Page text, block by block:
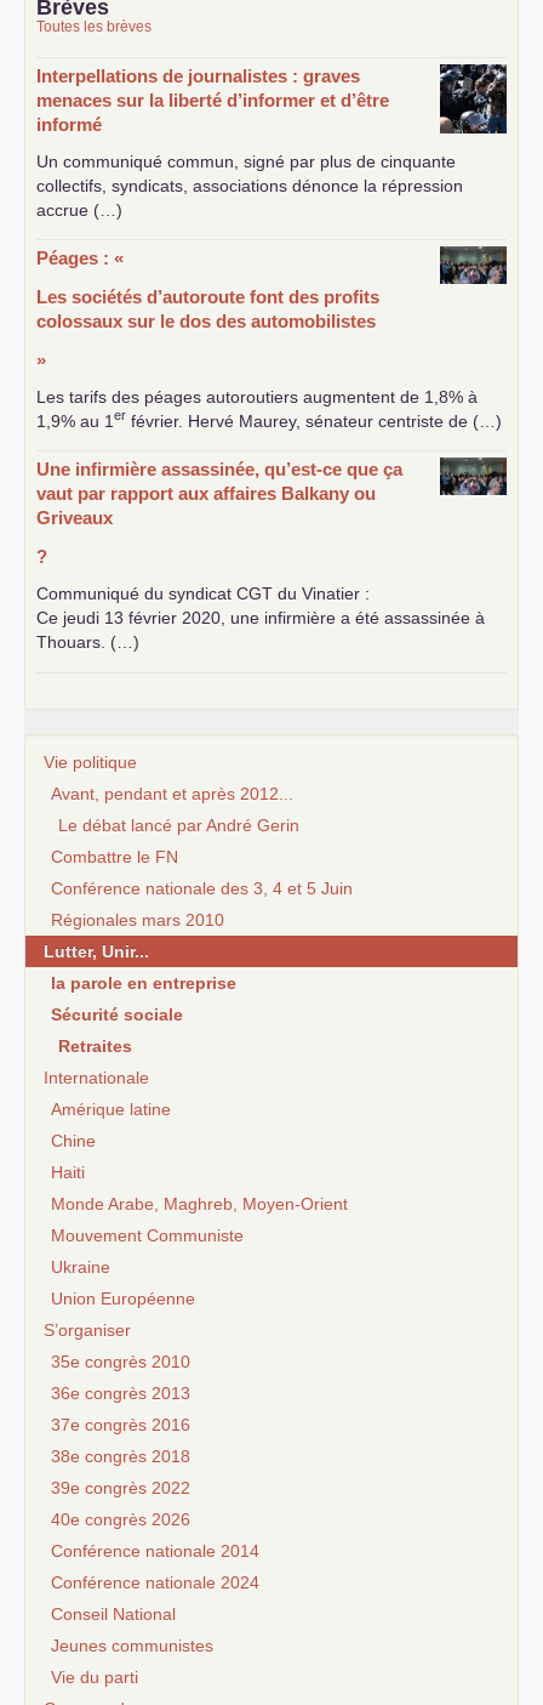
Brèves
Toutes les brèves
Interpellations de journalistes : graves
menaces sur la liberté d’informer et d’être
informé
Un communiqué commun, signé par plus de cinquante
collectifs, syndicats, associations dénonce la répression
accrue (…)
Péages : «
Les sociétés d’autoroute font des profits
colossaux sur le dos des automobilistes
»
Les tarifs des péages autoroutiers augmentent de 1,8% à
1,9% au 1 er février. Hervé Maurey, sénateur centriste de (…)
Une infirmière assassinée, qu’est-ce que ça
vaut par rapport aux affaires Balkany ou
Griveaux
?
Communiqué du syndicat CGT du Vinatier :
Ce jeudi 13 février 2020, une infirmière a été assassinée à
Thouars. (…)
Vie politique
Avant, pendant et après 2012...
Le débat lancé par André Gerin
Combattre le FN
Conférence nationale des 3, 4 et 5 Juin
Régionales mars 2010
Lutter, Unir...
la parole en entreprise
Sécurité sociale
Retraites
Internationale
Amérique latine
Chine
Haiti
Monde Arabe, Maghreb, Moyen-Orient
Mouvement Communiste
Ukraine
Union Européenne
S’organiser
35e congrès 2010
36e congrès 2013
37e congrès 2016
38e congrès 2018
39e congrès 2022
40e congrès 2026
Conférence nationale 2014
Conférence nationale 2024
Conseil National
Jeunes communistes
Vie du parti